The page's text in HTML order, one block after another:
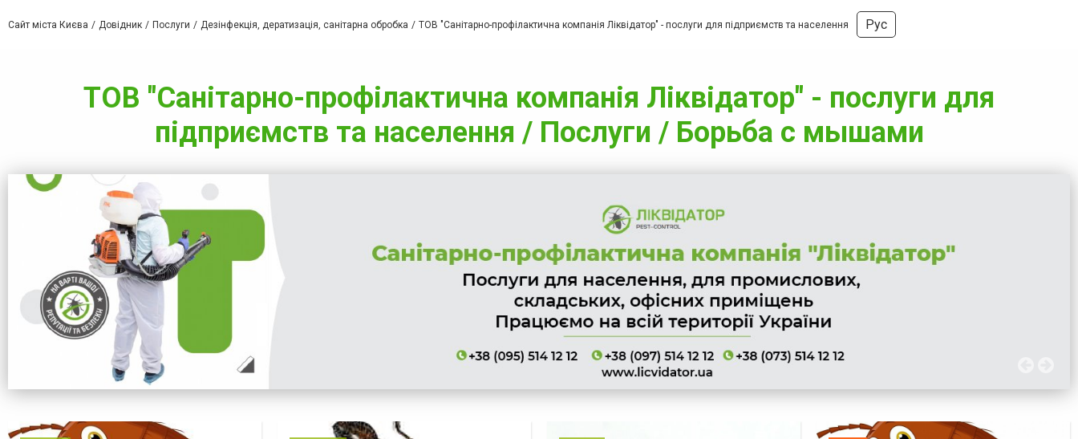
Сайт міста Києва Довідник Послуги Дезінфекція, дератизація, санітарна обробка ТОВ "Санітарно-профілактична компанія Ліквідатор" - послуги для підприємств та населення Рус
ТОВ "Санітарно-профілактична компанія Ліквідатор" - послуги для
підприємств та населення / Послуги / Борьба с мышами